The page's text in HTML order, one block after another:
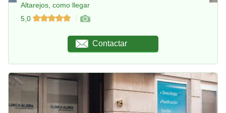
Altarejos, como llegar
5,0
Contactar